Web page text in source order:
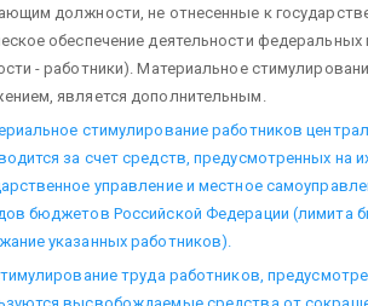
должности, не отнесенные к
обеспечение деятельности
- работники). Материальное
является дополнительным.
стимулирование работников
за счет средств, предусмотренных на
управление и местное
бюджетов Российской Федерации (лимита
указанных работников).
труда работников,
высвобождаемые средства от